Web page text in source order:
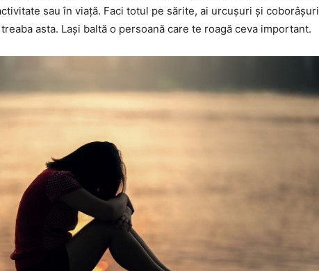
sau în viață. Faci totul pe sărite, ai urcușuri și coborâșuri
asta. Lași baltă o persoană care te roagă ceva important.